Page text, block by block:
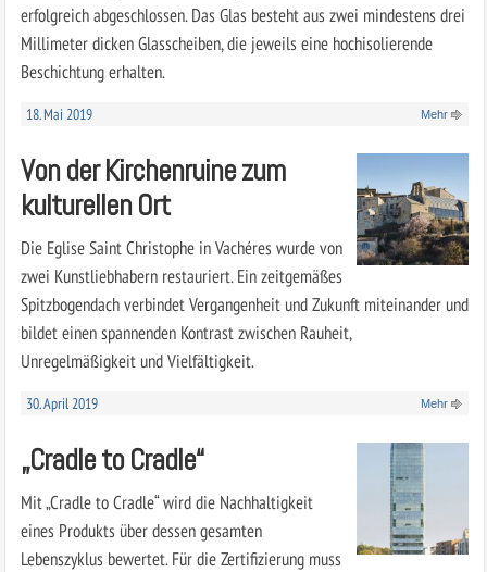
erfolgreich abgeschlossen. Das Glas besteht aus zwei mindestens drei
Millimeter dicken Glasscheiben, die jeweils eine hochisolierende
Beschichtung erhalten.
18. Mai 2019 Mehr
Von der Kirchenruine zum
kulturellen Ort
Die Eglise Saint Christophe in Vachéres wurde von
zwei Kunstliebhabern restauriert. Ein zeitgemäßes
Spitzbogendach verbindet Vergangenheit und Zukunft miteinander und
bildet einen spannenden Kontrast zwischen Rauheit,
Unregelmäßigkeit und Vielfältigkeit.
30. April 2019 Mehr
„Cradle to Cradle“
Mit „Cradle to Cradle“ wird die Nachhaltigkeit
eines Produkts über dessen gesamten
Lebenszyklus bewertet. Für die Zertifizierung muss